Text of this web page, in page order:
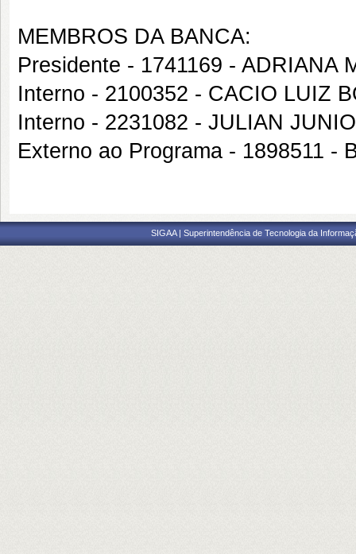
MEMBROS DA BANCA:
Presidente - 1741169 - ADRIANA
Interno - 2100352 - CACIO LUIZ
Interno - 2231082 - JULIAN
Externo ao Programa - 1898511 -
SIGAA | Superintendência de Tecnologia da